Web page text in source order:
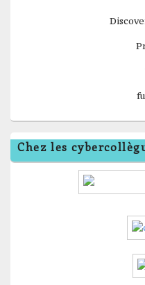
Chez les